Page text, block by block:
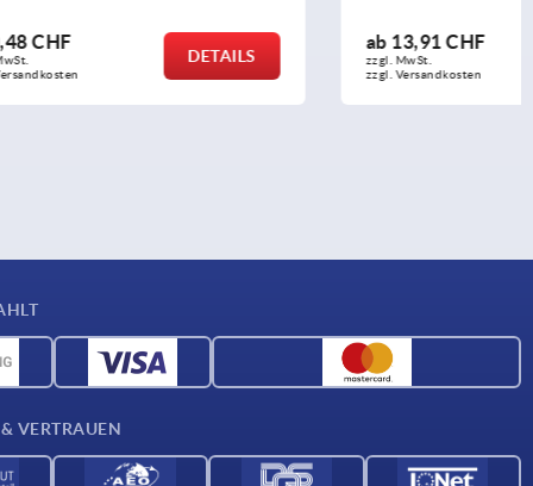
DETAILS
13,91 CHF
zzgl. MwSt.
zzgl. Versandkosten
DETAILS
VERTRAUEN